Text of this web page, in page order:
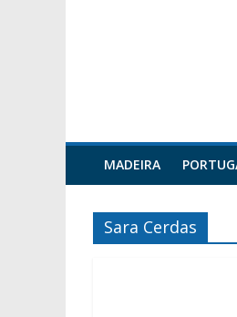
MADEIRA
Sara Cerdas